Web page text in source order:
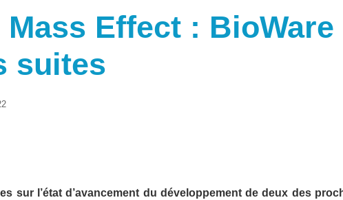
Mass Effect :
suites
sur l’état d’avancement du développement de deux des